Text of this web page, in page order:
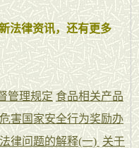
法律资讯，还有更多
管理规定 食品相关产品
害国家安全行为奖励办
律问题的解释(一) 关于